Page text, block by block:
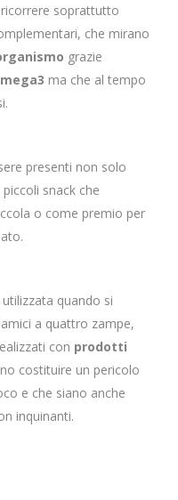
soprattutto
che mirano
grazie
ma che al tempo
presenti non solo
snack che
o come premio per
quando si
a quattro zampe,
con prodotti
costituire un pericolo
e che siano anche
inquinanti.